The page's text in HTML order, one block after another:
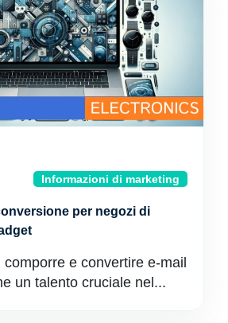
Informazioni di marketing
per negozi di
e convertire e-mail
un talento cruciale nel...